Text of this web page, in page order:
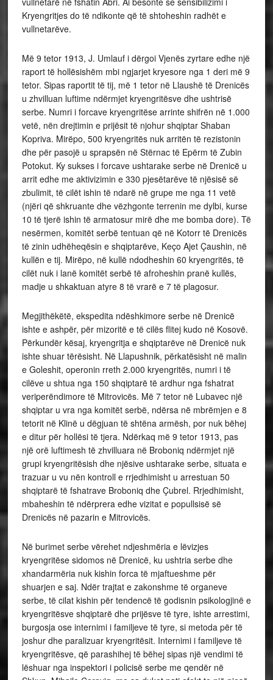
Kryengritjes do të ndikonte që të shtoheshin radhët e
vullnetarëve.
Më 9 tetor 1913, J. Umlauf i dërgoi Vjenës zyrtare edhe një
raport të hollësishëm mbi ngjarjet kryesore nga 1 deri më 9
tetor. Sipas raportit të tij, më 1 tetor në Llaushë të Drenicës
u zhvilluan luftime ndërmjet kryengritësve dhe ushtrisë
serbe. Numri i forcave kryengritëse arrinte shifrën në 1.000
vetë, nën drejtimin e prijësit të njohur shqiptar Shaban
Kopriva. Mirëpo, 500 kryengritës nuk arritën të rezistonin
dhe për pasojë u sprapsën në Stërnac të Epërm të Zubin
Potokut. Ky sukses i forcave ushtarake serbe në Drenicë u
arrit edhe me aktivizimin e 330 pjesëtarëve të njësisë së
zbulimit, të cilët ishin të ndarë në grupe me nga 11 vetë
(njëri që shkruante dhe vëzhgonte terrenin me dylbi, kurse
10 të tjerë ishin të armatosur mirë dhe me bomba dore). Të
nesërmen, komitët serbë tentuan që në Kotorr të Drenicës
të zinin udhëheqësin e shqiptarëve, Keço Ajet Çaushin, në
kullën e tij. Mirëpo, në kullë ndodheshin 60 kryengritës, të
cilët nuk i lanë komitët serbë të afroheshin pranë kullës,
madje u shkaktuan atyre 8 të vrarë e 7 të plagosur.
Megjithëkëtë, ekspedita ndëshkimore serbe në Drenicë
ishte e ashpër, për mizoritë e të cilës flitej kudo në Kosovë.
Përkundër kësaj, kryengritja e shqiptarëve në Drenicë nuk
ishte shuar tërësisht. Në Llapushnik, përkatësisht në malin
e Goleshit, operonin rreth 2.000 kryengritës, numri i të
cilëve u shtua nga 150 shqiptarë të ardhur nga fshatrat
veriperëndimore të Mitrovicës. Më 7 tetor në Lubavec një
shqiptar u vra nga komitët serbë, ndërsa në mbrëmjen e 8
tetorit në Klinë u dëgjuan të shtëna armësh, por nuk bëhej
e ditur për hollësi të tjera. Ndërkaq më 9 tetor 1913, pas
një orë luftimesh të zhvilluara në Broboniq ndërmjet një
grupi kryengritësish dhe njësive ushtarake serbe, situata e
trazuar u vu nën kontroll e rrjedhimisht u arrestuan 50
shqiptarë të fshatrave Broboniq dhe Çubrel. Rrjedhimisht,
mbaheshin të ndërprera edhe vizitat e popullsisë së
Drenicës në pazarin e Mitrovicës.
Në burimet serbe vërehet ndjeshmëria e lëvizjes
kryengritëse sidomos në Drenicë, ku ushtria serbe dhe
xhandarmëria nuk kishin forca të mjaftueshme për
shuarjen e saj. Ndër trajtat e zakonshme të organeve
serbe, të cilat kishin për tendencë të godisnin psikologjinë e
kryengritësve shqiptarë dhe prijësve të tyre, ishte arrestimi,
burgosja ose internimi i familjeve të tyre, si metoda për të
joshur dhe paralizuar kryengritësit. Internimi i familjeve të
kryengritësve, që parashihej të bëhej sipas një vendimi të
lëshuar nga inspektori i policisë serbe me qendër në